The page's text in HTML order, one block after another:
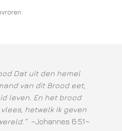
Dat uit den hemel
van dit Brood eet,
leven. En het brood
hetwelk Ik geven
~Johannes 6:51~